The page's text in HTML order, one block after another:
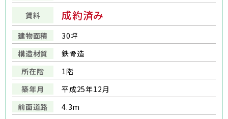
賃料 成約済み
建物面積
30坪
構造材質
鉄骨造
所在階
1階
築年月
平成25年12月
前面道路
4.3m